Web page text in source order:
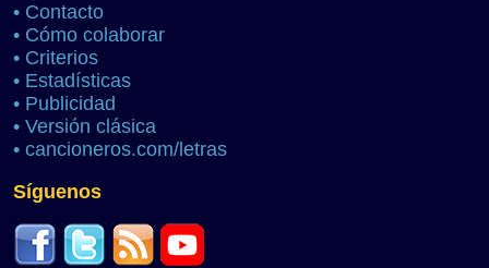
• Contacto
• Cómo colaborar
• Criterios
• Estadísticas
• Publicidad
• Versión clásica
• cancioneros.com/letras
Síguenos